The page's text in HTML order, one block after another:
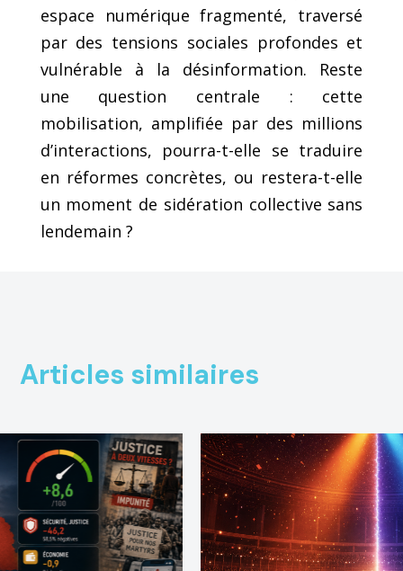
espace numérique fragmenté, traversé
par des tensions sociales profondes et
vulnérable à la désinformation. Reste
une question centrale : cette
mobilisation, amplifiée par des millions
d’interactions, pourra-t-elle se traduire
en réformes concrètes, ou restera-t-elle
un moment de sidération collective sans
lendemain ?
Articles similaires